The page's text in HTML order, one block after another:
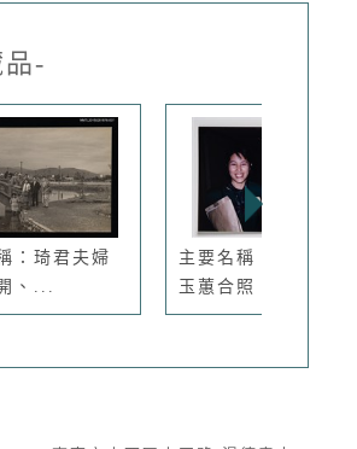
-
：琦君夫婦
、...
主要名稱：琦君與廖
玉蕙合照